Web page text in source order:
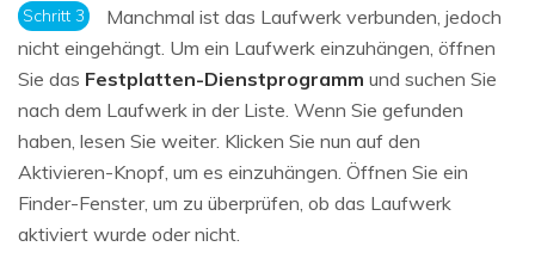
Schritt 3
Manchmal ist das Laufwerk verbunden, jedoch
nicht eingehängt. Um ein Laufwerk einzuhängen, öffnen
Sie das Festplatten-Dienstprogramm und suchen Sie
nach dem Laufwerk in der Liste. Wenn Sie gefunden
haben, lesen Sie weiter. Klicken Sie nun auf den
Aktivieren-Knopf, um es einzuhängen. Öffnen Sie ein
Finder-Fenster, um zu überprüfen, ob das Laufwerk
aktiviert wurde oder nicht.